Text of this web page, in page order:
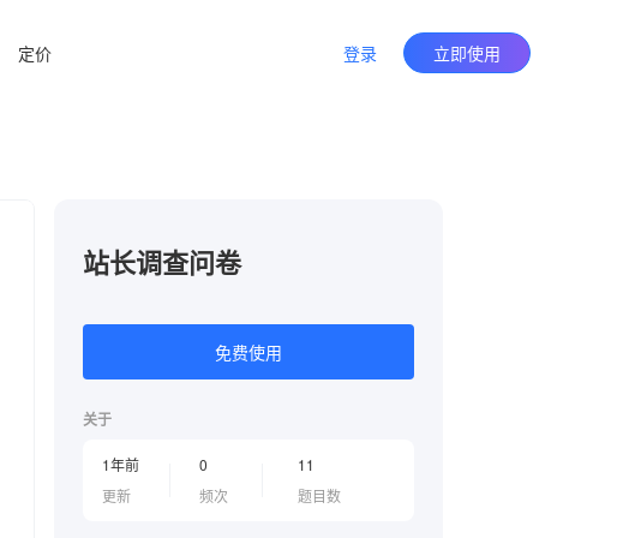
定价 登录 立即使用
站长调查问卷
免费使用
关于
1年前
更新
0
频次
11
题目数